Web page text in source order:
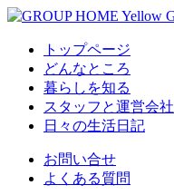
トップページ
どんなところ
暮らしを知る
スタッフと運営会社
日々の生活日記
お問い合せ
よくある質問